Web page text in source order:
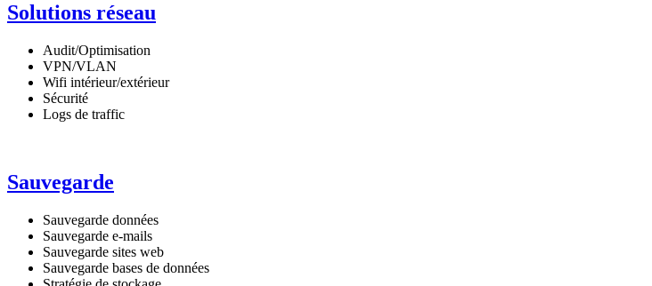
Solutions réseau
Audit/Optimisation
VPN/VLAN
Wifi intérieur/extérieur
Sécurité
Logs de traffic
Sauvegarde
Sauvegarde données
Sauvegarde e-mails
Sauvegarde sites web
Sauvegarde bases de données